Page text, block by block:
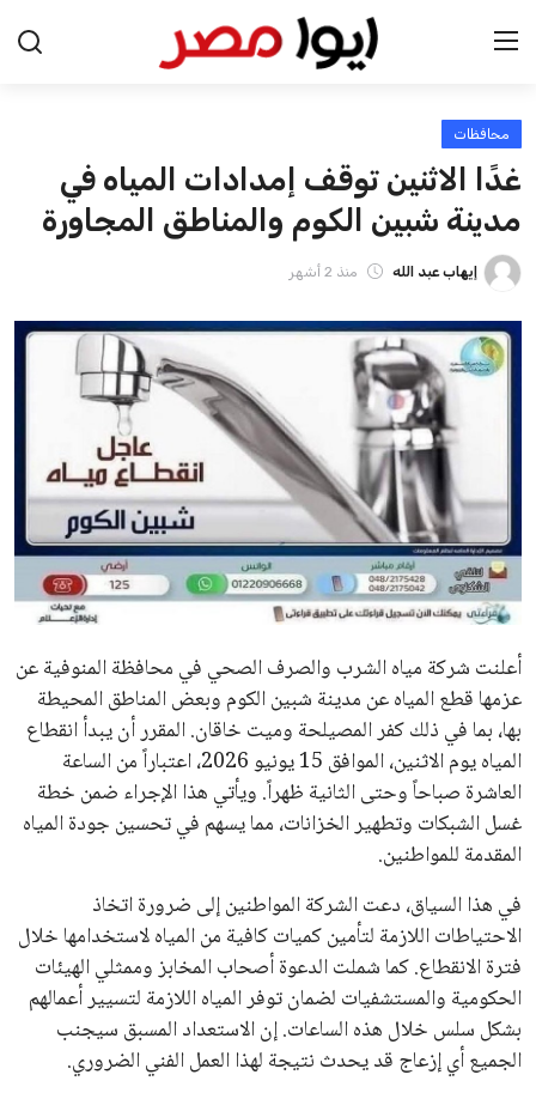
الرئيسية
اخبار مصر
عرب وعالم
اقتصاد
اخبار الرياضة
فن وثقافة
علوم وتكنولوجيا
المرأة والجمال
حوادث
محافظات
محافظات
غدًا الاثنين توقف إمدادات المياه في
مدينة شبين الكوم والمناطق المجاورة
إيهاب عبد الله منذ 2 أشهر
أعلنت شركة مياه الشرب والصرف الصحي في محافظة المنوفية عن
عزمها قطع المياه عن مدينة شبين الكوم وبعض المناطق المحيطة
بها، بما في ذلك كفر المصيلحة وميت خاقان. المقرر أن يبدأ انقطاع
المياه يوم الاثنين، الموافق 15 يونيو 2026، اعتباراً من الساعة
العاشرة صباحاً وحتى الثانية ظهراً. ويأتي هذا الإجراء ضمن خطة
غسل الشبكات وتطهير الخزانات، مما يسهم في تحسين جودة المياه
المقدمة للمواطنين.
في هذا السياق، دعت الشركة المواطنين إلى ضرورة اتخاذ
الاحتياطات اللازمة لتأمين كميات كافية من المياه لاستخدامها خلال
فترة الانقطاع. كما شملت الدعوة أصحاب المخابز وممثلي الهيئات
الحكومية والمستشفيات لضمان توفر المياه اللازمة لتسيير أعمالهم
بشكل سلس خلال هذه الساعات. إن الاستعداد المسبق سيجنب
الجميع أي إزعاج قد يحدث نتيجة لهذا العمل الفني الضروري.